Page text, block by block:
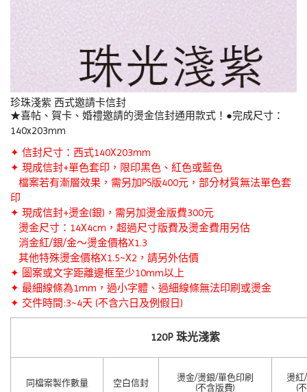
珍珠淺紫 西式邀請卡信封
★喜帖、賀卡、婚禮邀請的燙金信封通用款式！●完成尺寸：
140x203mm
✦ 信封尺寸：西式140X203mm
✦ 現成信封+單色套印，限印黑色、紅色或藍色
檔案若有漸層效果，需另加PS版400元，部分材質無法單色套
印
✦ 現成信封+燙金(銀)，需另加燙金版費300元
燙金尺寸：14X4cm，超過尺寸版費及燙金費用另估
消金紅/銀/金～燙金價格X1.3
其他特殊燙金價格X1.5~X2，請另外估價
✦ 圖案或文字距離邊框至少10mm以上
✦ 最細線條為1mm，過小字體、過細線條無法印刷或燙金
✦ 交件時間:3~4天 (不含六日及例假日)
120P 珠光淺紫
同檔案製作數量 空白信封
燙金/燙銀/單色印刷
(不含版費)
燙紅
(